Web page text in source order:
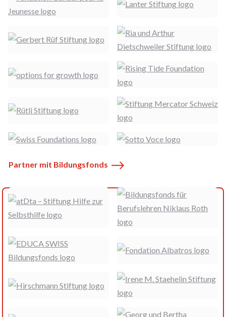
Partner mit Bildungsfonds